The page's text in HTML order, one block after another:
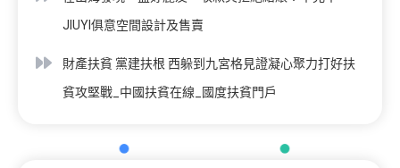
JIUYI俱意空間設計及售賣
財產扶貧 黨建扶根 西躲到九宮格見證凝心聚力打好扶
貧攻堅戰_中國扶貧在線_國度扶貧門戶